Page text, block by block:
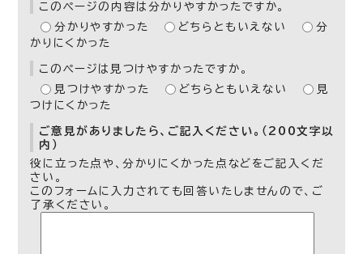
このページの内容は分かりやすかったですか。
分かりやすかった
どちらともいえない
分
かりにくかった
このページは見つけやすかったですか。
見つけやすかった
どちらともいえない
見
つけにくかった
ご意見がありましたら、ご記入ください。（200文字以
内）
役に立った点や、分かりにくかった点などをご記入くだ
さい。
このフォームに入力されても回答いたしませんので、ご
了承ください。